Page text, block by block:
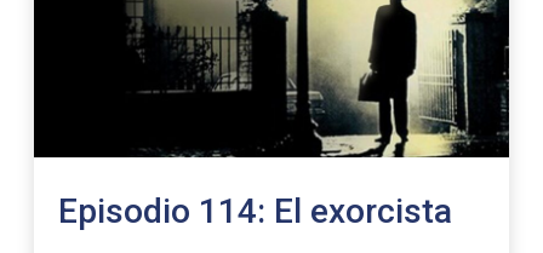
Episodio 114: El exorcista